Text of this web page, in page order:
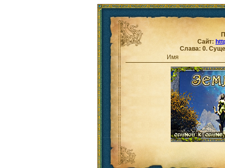
Сайт:
Слава: 0.
Имя